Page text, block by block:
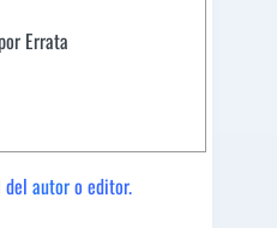
Errata
autoro editor.